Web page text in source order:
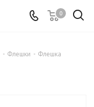
0
- Флешки - Флешка